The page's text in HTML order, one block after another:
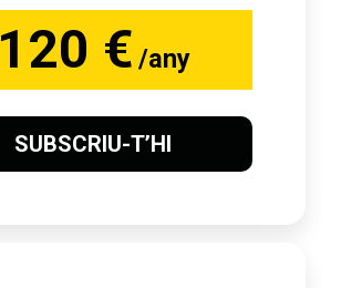
120 € /any
SUBSCRIU-T’HI